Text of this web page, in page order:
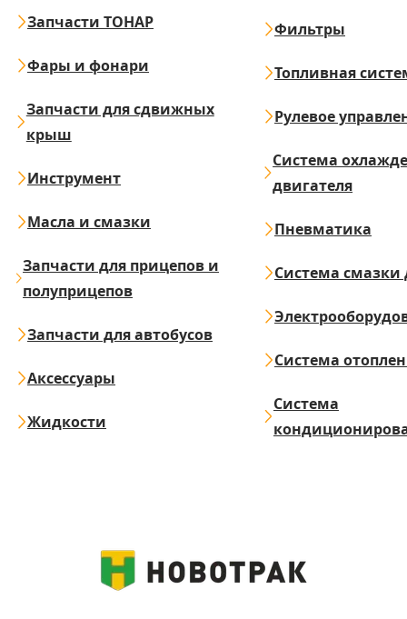
Запчасти ТОНАР
Фары и фонари
Запчасти для сдвижных
крыш
Инструмент
Масла и смазки
Запчасти для прицепов и
полуприцепов
Запчасти для автобусов
Аксессуары
Жидкости
Фильтры
Топливная
Рулевое
Система
двигателя
Пневматика
Система смазки
Система
Система